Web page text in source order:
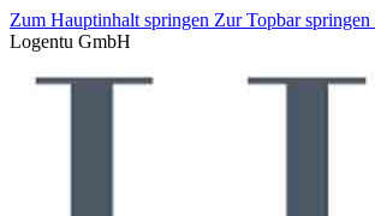
Zum Hauptinhalt springen Zur Topbar springen
Logentu GmbH